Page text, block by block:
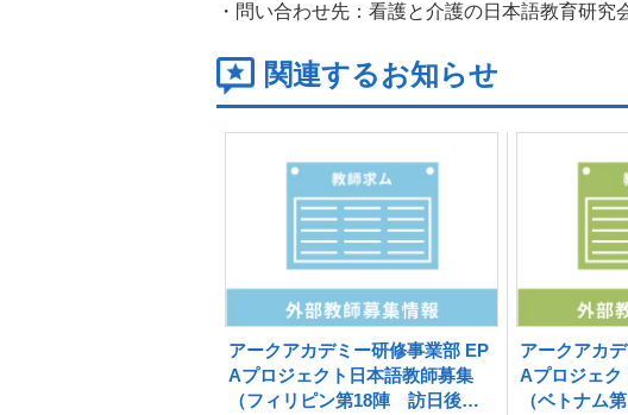
・問い合わせ先：看護と介護の日本語教育研
関連するお知らせ
アークアカデミー研修事業部 EP
Aプロジェクト日本語教師募集
（フィリピン第18陣 訪日後研
アークアカ
Aプロジェク
（ベトナム